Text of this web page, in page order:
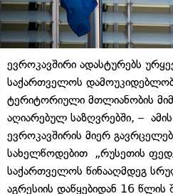
ევროკავშირი ადასტურებს
საქართველოს
ტერიტორიული მთლიანობის
აღიარებულ საზღვრებში, – ამის
ევროკავშირის მიერ
სახელწოდებით „რუსეთის
საქართველოს წინააღმდეგ
აგრესიის დაწყებიდან 16 წლის